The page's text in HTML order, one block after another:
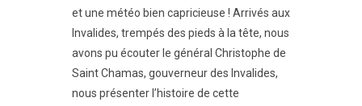
et une météo bien capricieuse ! Arrivés aux
Invalides, trempés des pieds à la tête, nous
avons pu écouter le général Christophe de
Saint Chamas, gouverneur des Invalides,
nous présenter l’histoire de cette